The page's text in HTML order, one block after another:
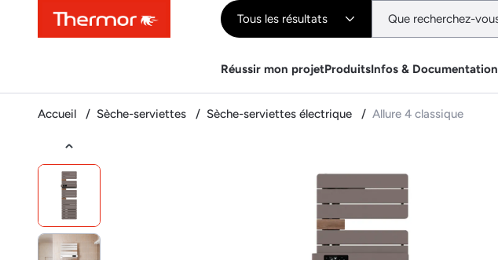
ContenuMenuRecherche Tous les résultats
Réussir mon projetProduitsInfos & Documentation
Accueil Sèche-serviettes Sèche-serviettes électrique Allure 4 classique